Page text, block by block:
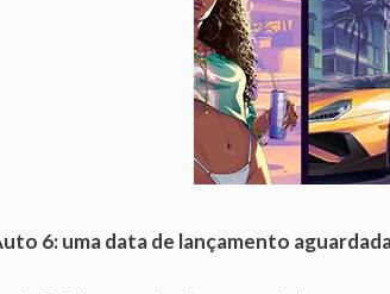
6: uma data de lançamento